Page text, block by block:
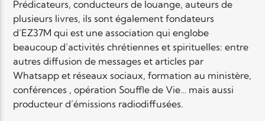
Elyon Rhema
Elyon Hits
Prédicateurs, conducteurs de louange, auteurs de
plusieurs livres, ils sont également fondateurs
d’EZ37M qui est une association qui englobe
beaucoup d’activités chrétiennes et spirituelles: entre
autres diffusion de messages et articles par
Whatsapp et réseaux sociaux, formation au ministère,
conférences , opération Souffle de Vie… mais aussi
producteur d’émissions radiodiffusées.